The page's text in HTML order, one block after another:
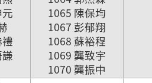
1065 陳保均
1067 彭郁翔
1068 蘇裕程
1069 龔致宇
1070 龔振中